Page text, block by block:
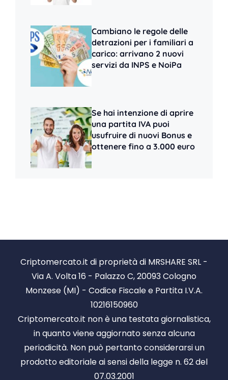
Cambiano le regole delle
detrazioni per i familiari a
carico: arrivano 2 nuovi
servizi da INPS e NoiPa
Se hai intenzione di aprire
una partita IVA puoi
usufruire di nuovi Bonus e
ottenere fino a 3.000 euro
Criptomercato.it di proprietà di MRSHARE SRL -
Via A. Volta 16 - Palazzo C, 20093 Cologno
Monzese (MI) - Codice Fiscale e Partita I.V.A.
10216150960
Criptomercato.it non è una testata giornalistica,
in quanto viene aggiornato senza alcuna
periodicità. Non può pertanto considerarsi un
prodotto editoriale ai sensi della legge n. 62 del
07.03.2001